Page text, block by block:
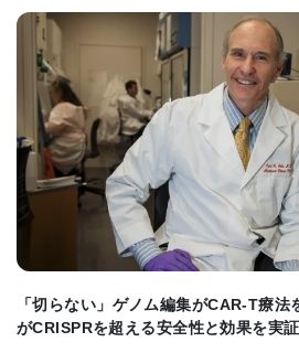
しまう病気 に対して、この研究
らします。免疫を適切に調節
患だけでなく、難治性の感染
も応用できるでしょう。」とミ
ウイルス性脳疾患の発症メカニ
さらに、ミハイ氏の研究は 脳内
BIOMARKET
「切らない」ゲノム編集がCAR-T療
がCRISPRを超える安全性と効果を実証